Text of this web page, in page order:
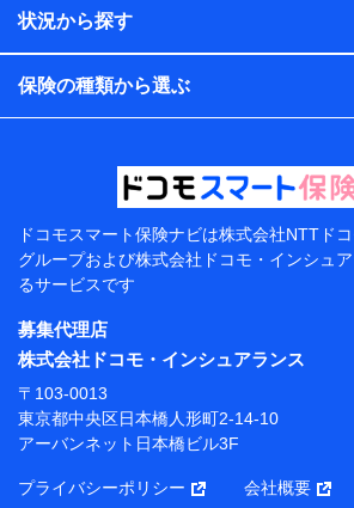
プが取得し、又は保有する保険契約に
して、保険契約者及び被保険者の氏名
日、性別、保険契約者と被保険者の
的、保険商品の内容、保険料、保険料
のメーカーや走行距離などの情報、建
などの情報、ペットの種類や年齢な
提供当事者から受領当事者が個人デー
電子的・電磁的方法等
【共同して利用する者の範囲】
当社
株式会社NTTドコモ・フィナンシャル
【利用目的】
当社または株式会社NTTドコモ・フィ
プが提供する保険関連サービスにおけ
付および管理のため
当社または株式会社NTTドコモ・フィ
携会社の保険その他に関する情報を提
状況から探す
保険の種類から選ぶ
ドコモスマート保険ナビは株式会社NTTド
グループおよび株式会社ドコモ・インシュ
るサービスです
募集代理店
株式会社ドコモ・インシュアランス
〒103-0013
東京都中央区日本橋人形町2-14-10
アーバンネット日本橋ビル3F
プライバシーポリシー 会社概要